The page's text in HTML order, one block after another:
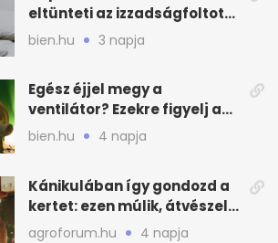
eltünteti az izzadságfoltot
és a szagot a matracról
bien.hu 3 napja
Egész éjjel megy a
ventilátor? Ezekre figyelj a
hőségben alvásnál
bien.hu 4 napja
Kánikulában így gondozd a
kertet: ezen múlik, átvészeli-
e a hőséget
agroforum.hu 4 napja